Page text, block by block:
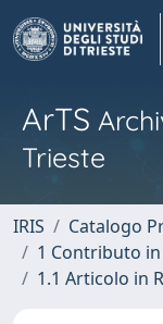
ArTS
Trieste
IRIS
Catalogo
1 Contributo
1.1 Articolo in